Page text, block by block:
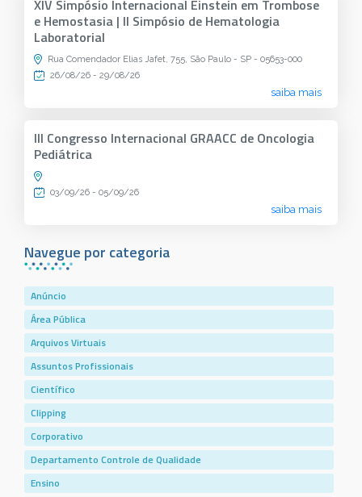
Navegue por categoria
Anúncio
Área Pública
Arquivos Virtuais
Assuntos Profissionais
Científico
Clipping
Corporativo
Departamento Controle de Qualidade
Ensino
XIV Simpósio Internacional Einstein em Trombose
e Hemostasia | II Simpósio de Hematologia
Laboratorial
Rua Comendador Elias Jafet, 755, São Paulo - SP - 05653-000
26/08/26 - 29/08/26
saiba mais
III Congresso Internacional GRAACC de Oncologia
Pediátrica
03/09/26 - 05/09/26
saiba mais